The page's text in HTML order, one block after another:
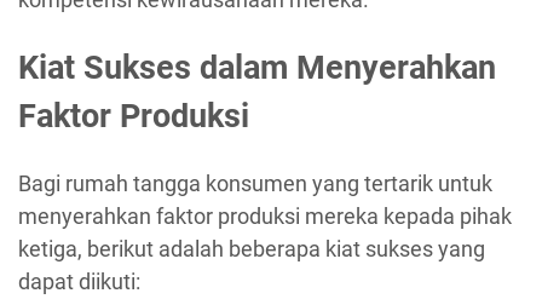
Kiat Sukses dalam Menyerahkan
Faktor Produksi
Bagi rumah tangga konsumen yang tertarik untuk
menyerahkan faktor produksi mereka kepada pihak
ketiga, berikut adalah beberapa kiat sukses yang
dapat diikuti: